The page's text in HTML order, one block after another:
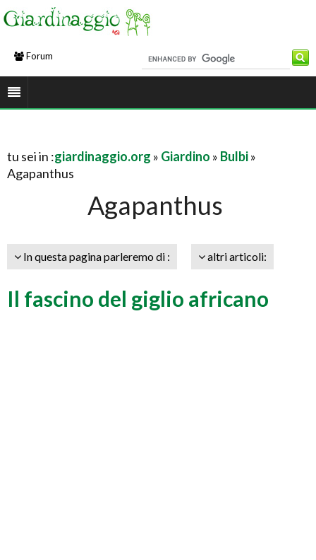
Forum
tu sei in :giardinaggio.org » Giardino » Bulbi»
Agapanthus
Agapanthus
In questa pagina parleremo di : altri articoli:
Il fascino del giglio africano